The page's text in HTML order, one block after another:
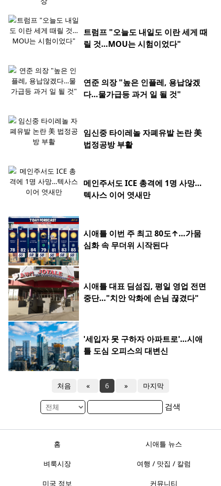
트럼프 "오늘도 내일도 이란 세게 때
릴 것…MOU는 시험이었다"
연준 의장 "높은 인플레, 용납않겠
다…물가급등 과거 일 될 것"
임신중 타이레놀 자폐유발 논란 美
법정공방 부활
메인주서도 ICE 총격에 1명 사망…
텍사스 이어 엿새만
시애틀 이번 주 최고 80도↑…가뭄
심화 속 무더위 시작된다
시애틀 대표 딤섬집, 평일 영업 전면
중단…"치안 악화에 손님 끊겼다"
'세입자 못 구하자 아파트로'…시애
틀 도심 오피스의 대변신
처음 « 6 » 마지막
검색
홈 시애틀 뉴스
벼룩시장 여행 / 맛집 / 칼럼
미국 정보 커뮤니티